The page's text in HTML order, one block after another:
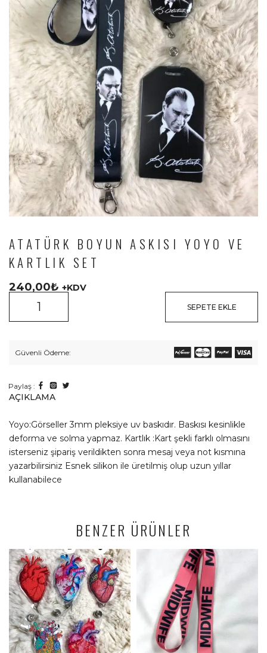
ATATÜRK BOYUN ASKISI YOYO VE
KARTLIK SET
240,00₺ +KDV
SEPETE EKLE
Güvenli Ödeme:
Paylaş :
AÇIKLAMA
Yoyo:Görseller 3mm pleksiye uv baskıdır. Baskısı kesinlikle
deforma ve solma yapmaz. Kartlık :Kart şekli farklı olmasını
isterseniz şipariş verildikten sonra mesaj veya not kısmına
yazarbilirsiniz Esnek silikon ile üretilmiş olup uzun yıllar
kullanabilece
BENZER ÜRÜNLER